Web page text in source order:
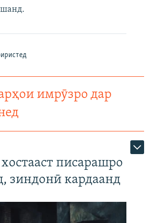
имрӯзро дар
писарашро
зиндонӣ кардаанд